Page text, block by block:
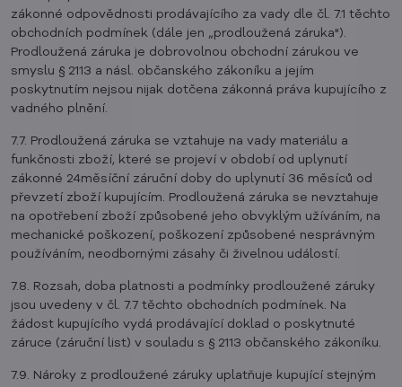
zákonné odpovědnosti prodávajícího za vady dle čl. 7.1 těchto
obchodních podmínek (dále jen „prodloužená záruka").
Prodloužená záruka je dobrovolnou obchodní zárukou ve
smyslu § 2113 a násl. občanského zákoníku a jejím
poskytnutím nejsou nijak dotčena zákonná práva kupujícího z
vadného plnění.
7.7. Prodloužená záruka se vztahuje na vady materiálu a
funkčnosti zboží, které se projeví v období od uplynutí
zákonné 24měsíční záruční doby do uplynutí 36 měsíců od
převzetí zboží kupujícím. Prodloužená záruka se nevztahuje
na opotřebení zboží způsobené jeho obvyklým užíváním, na
mechanické poškození, poškození způsobené nesprávným
používáním, neodbornými zásahy či živelnou událostí.
7.8. Rozsah, doba platnosti a podmínky prodloužené záruky
jsou uvedeny v čl. 7.7 těchto obchodních podmínek. Na
žádost kupujícího vydá prodávající doklad o poskytnuté
záruce (záruční list) v souladu s § 2113 občanského zákoníku.
7.9. Nároky z prodloužené záruky uplatňuje kupující stejným